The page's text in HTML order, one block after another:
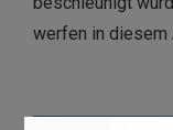
werfen in diesem